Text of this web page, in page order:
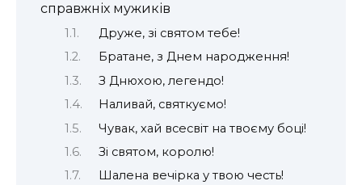
справжніх мужиків
Друже, зі святом тебе!
Братане, з Днем народження!
З Днюхою, легендо!
Наливай, святкуємо!
Чувак, хай всесвіт на твоєму боці!
Зі святом, королю!
Шалена вечірка у твою честь!